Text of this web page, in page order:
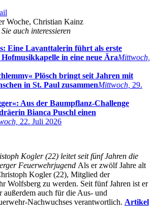
Woche, Christian Kainz
auch interessieren
Eine Lavanttalerin führt als erste
in eine neue ÄraMittwoch,
Plösch bringt seit Jahren mit
in St. Paul zusammenMittwoch, 29.
Aus der Baumpflanz-Challenge
Bianca Puschl einen
22. Juli 2026
Kogler (22) leitet seit fünf Jahren die
Feuerwehrjugend Als er zwölf Jahre alt
Kogler (22), Mitglied der
Wolfsberg zu werden. Seit fünf Jahren ist er
außerdem auch für die Aus- und
Nachwuchses verantwortlich. Artikel